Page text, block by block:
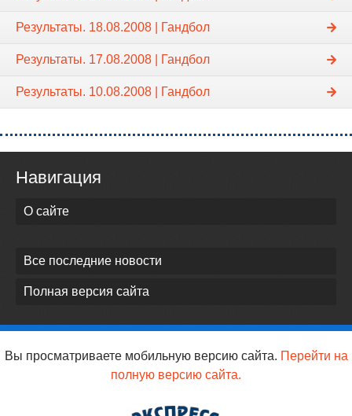
Результаты. 18.08.2008 | Гандбол
Результаты. 17.08.2008 | Гандбол
Результаты. 10.08.2008 | Гандбол
Навигация
О сайте
Все последние новости
Полная версия сайта
Вы просматриваете мобильную версию сайта. Перейти на
полную версию сайта.